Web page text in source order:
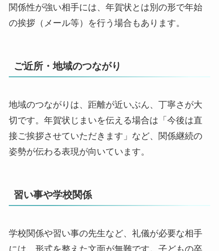
関係性が強い相手には、年賀状とは別の形で年始
の挨拶（メール等）を行う場合もあります。
ご近所・地域のつながり
地域のつながりは、距離が近いぶん、丁寧さが大
切です。年賀状じまいを伝える場合は「今後は直
接ご挨拶させていただきます」など、関係継続の
姿勢が伝わる表現が向いています。
習い事や学校関係
学校関係や習い事の先生など、礼儀が必要な相手